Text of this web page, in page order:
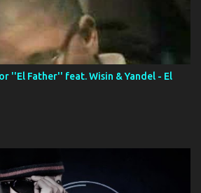
''El Father'' feat. Wisin & Yandel - El